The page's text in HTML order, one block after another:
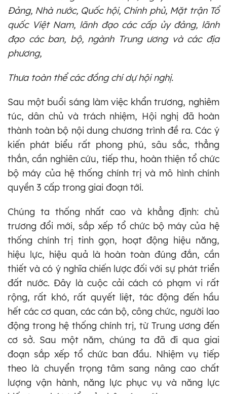
Đảng, Nhà nước, Quốc hội, Chính phủ, Mặt trận Tổ
quốc Việt Nam, lãnh đạo các cấp ủy đảng, lãnh
đạo các ban, bộ, ngành Trung ương và các địa
phương,
Thưa toàn thể các đồng chí dự hội nghị.
Sau một buổi sáng làm việc khẩn trương, nghiêm
túc, dân chủ và trách nhiệm, Hội nghị đã hoàn
thành toàn bộ nội dung chương trình đề ra. Các ý
kiến phát biểu rất phong phú, sâu sắc, thẳng
thắn, cần nghiên cứu, tiếp thu, hoàn thiện tổ chức
bộ máy của hệ thống chính trị và mô hình chính
quyền 3 cấp trong giai đoạn tới.
Chúng ta thống nhất cao và khẳng định: chủ
trương đổi mới, sắp xếp tổ chức bộ máy của hệ
thống chính trị tinh gọn, hoạt động hiệu năng,
hiệu lực, hiệu quả là hoàn toàn đúng đắn, cần
thiết và có ý nghĩa chiến lược đối với sự phát triển
đất nước. Đây là cuộc cải cách có phạm vi rất
rộng, rất khó, rất quyết liệt, tác động đến hầu
hết các cơ quan, các cán bộ, công chức, người lao
động trong hệ thống chính trị, từ Trung ương đến
cơ sở. Sau một năm, chúng ta đã đi qua giai
đoạn sắp xếp tổ chức ban đầu. Nhiệm vụ tiếp
theo là chuyển trọng tâm sang nâng cao chất
lượng vận hành, năng lực phục vụ và năng lực